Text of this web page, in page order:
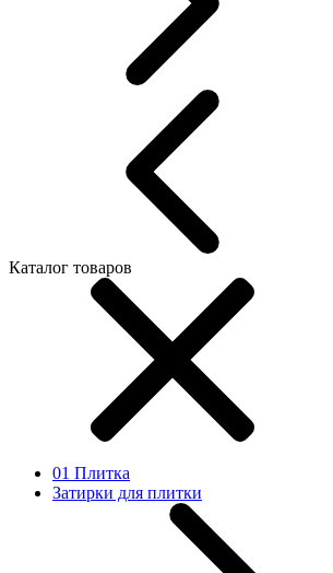
Каталог товаров
01 Плитка
Затирки для плитки